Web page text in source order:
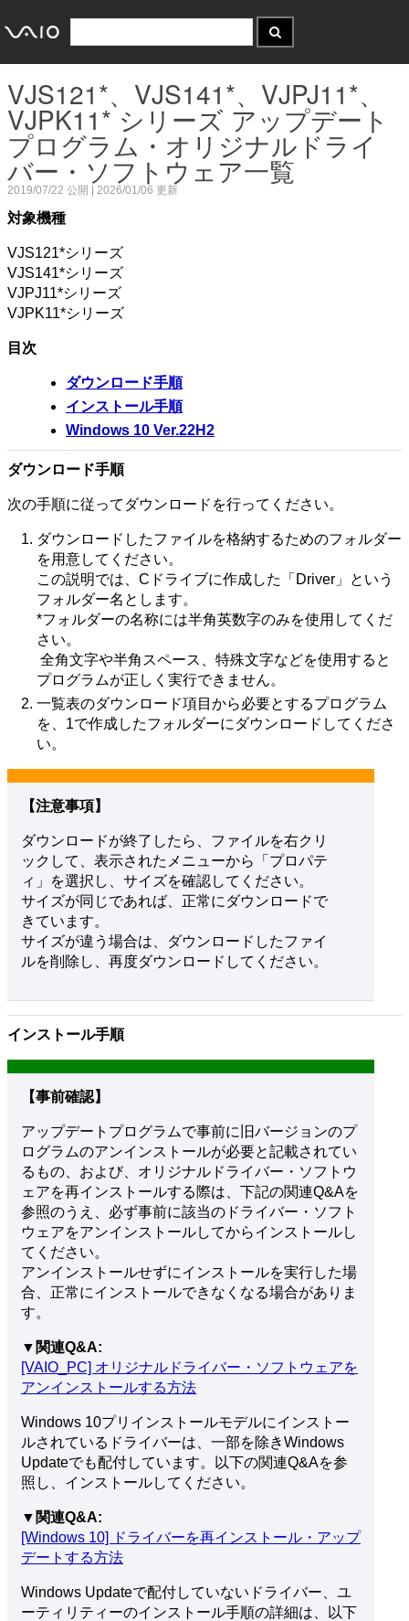
VJS121*、VJS141*、VJPJ11*、
VJPK11* シリーズ アップデート
プログラム・オリジナルドライ
バー・ソフトウェア一覧
2019/07/22 公開 | 2026/01/06 更新
対象機種
VJS121*シリーズ
VJS141*シリーズ
VJPJ11*シリーズ
VJPK11*シリーズ
目次
ダウンロード手順
インストール手順
Windows 10 Ver.22H2
ダウンロード手順
次の手順に従ってダウンロードを行ってください。
ダウンロードしたファイルを格納するためのフォルダー
を用意してください。
この説明では、Cドライブに作成した「Driver」という
フォルダー名とします。
*フォルダーの名称には半角英数字のみを使用してくだ
さい。
全角文字や半角スペース、特殊文字などを使用すると
プログラムが正しく実行できません。
一覧表のダウンロード項目から必要とするプログラム
を、1で作成したフォルダーにダウンロードしてくださ
い。
【注意事項】
ダウンロードが終了したら、ファイルを右クリ
ックして、表示されたメニューから「プロパテ
ィ」を選択し、サイズを確認してください。
サイズが同じであれば、正常にダウンロードで
きています。
サイズが違う場合は、ダウンロードしたファイ
ルを削除し、再度ダウンロードしてください。
インストール手順
【事前確認】
アップデートプログラムで事前に旧バージョンのプ
ログラムのアンインストールが必要と記載されてい
るもの、および、オリジナルドライバー・ソフトウ
ェアを再インストールする際は、下記の関連Q&Aを
参照のうえ、必ず事前に該当のドライバー・ソフト
ウェアをアンインストールしてからインストールし
てください。
アンインストールせずにインストールを実行した場
合、正常にインストールできなくなる場合がありま
す。
▼関連Q&A:
[VAIO_PC] オリジナルドライバー・ソフトウェアを
アンインストールする方法
Windows 10プリインストールモデルにインストー
ルされているドライバーは、一部を除きWindows
Updateでも配付しています。以下の関連Q&Aを参
照し、インストールしてください。
▼関連Q&A:
[Windows 10] ドライバーを再インストール・アップ
デートする方法
Windows Updateで配付していないドライバー、ユ
ーティリティーのインストール手順の詳細は、以下